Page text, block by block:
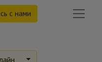
с нами